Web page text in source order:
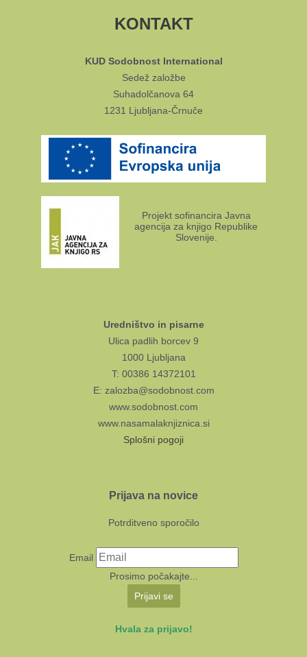
KONTAKT
KUD Sodobnost International
Sedež založbe
Suhadolčanova 64
1231 Ljubljana-Črnuče
Projekt sofinancira Javna
agencija za knjigo Republike
Slovenije.
Uredništvo in pisarne
Ulica padlih borcev 9
1000 Ljubljana
T: 00386 14372101
E: zalozba@sodobnost.com
www.sodobnost.com
www.nasamalaknjiznica.si
Splošni pogoji
Prijava na novice
Potrditveno sporočilo
Email
Prosimo počakajte...
Prijavi se
Hvala za prijavo!